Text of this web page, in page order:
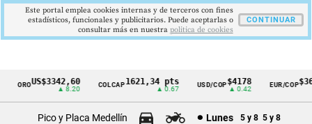
Cintillo
OROUS$3342,60
▲ 8.20
COLCAP1621,34 pts
▲ 0.67
USD/COP$4178
▲ 0.42
EUR/COP
Pico y Placa Medellín Lunes 5 y 8 5 y 8
Este portal emplea cookies internas y de terceros con fines
estadísticos, funcionales y publicitarios. Puede aceptarlas o
consultar más en nuestra politica de cookies
CONTINUAR